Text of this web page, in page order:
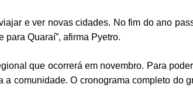
e ver novas cidades. No fim do ano
para Quaraí”, afirma Pyetro.
que ocorrerá em novembro. Para
comunidade. O cronograma completo do